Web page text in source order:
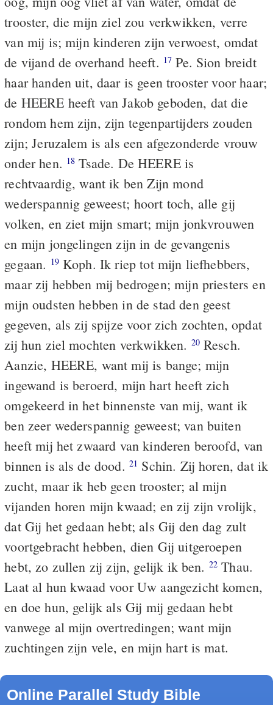
trooster, die mijn ziel zou verkwikken, verre
van mij is; mijn kinderen zijn verwoest, omdat
de vijand de overhand heeft. 17 Pe. Sion breidt
haar handen uit, daar is geen trooster voor haar;
de HEERE heeft van Jakob geboden, dat die
rondom hem zijn, zijn tegenpartijders zouden
zijn; Jeruzalem is als een afgezonderde vrouw
onder hen. 18 Tsade. De HEERE is
rechtvaardig, want ik ben Zijn mond
wederspannig geweest; hoort toch, alle gij
volken, en ziet mijn smart; mijn jonkvrouwen
en mijn jongelingen zijn in de gevangenis
gegaan. 19Koph. Ik riep tot mijn liefhebbers,
maar zij hebben mij bedrogen; mijn priesters en
mijn oudsten hebben in de stad den geest
gegeven, als zij spijze voor zich zochten, opdat
zij hun ziel mochten verkwikken. 20Resch.
Aanzie, HEERE, want mij is bange; mijn
ingewand is beroerd, mijn hart heeft zich
omgekeerd in het binnenste van mij, want ik
ben zeer wederspannig geweest; van buiten
heeft mij het zwaard van kinderen beroofd, van
binnen is als de dood. 21 Schin. Zij horen, dat ik
zucht, maar ik heb geen trooster; al mijn
vijanden horen mijn kwaad; en zij zijn vrolijk,
dat Gij het gedaan hebt; als Gij den dag zult
voortgebracht hebben, dien Gij uitgeroepen
hebt, zo zullen zij zijn, gelijk ik ben. 22 Thau.
Laat al hun kwaad voor Uw aangezicht komen,
en doe hun, gelijk als Gij mij gedaan hebt
vanwege al mijn overtredingen; want mijn
zuchtingen zijn vele, en mijn hart is mat.
Online Parallel Study Bible